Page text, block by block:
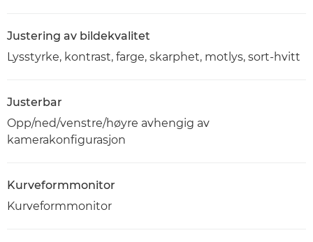
Justering av bildekvalitet
Lysstyrke, kontrast, farge, skarphet, motlys, sort-hvitt
Justerbar
Opp/ned/venstre/høyre avhengig av
kamerakonfigurasjon
Kurveformmonitor
Kurveformmonitor